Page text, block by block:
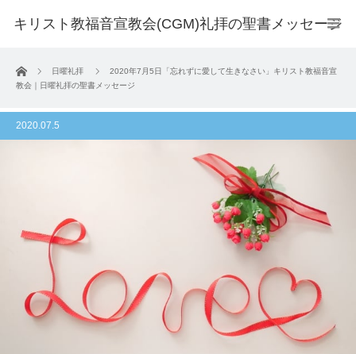
キリスト教福音宣教会(CGM)礼拝の聖書メッセージ
ホーム 日曜礼拝
2020年7月5日「忘れずに愛して生きなさい」キリスト教福音宣
教会｜日曜礼拝の聖書メッセージ
2020.07.5